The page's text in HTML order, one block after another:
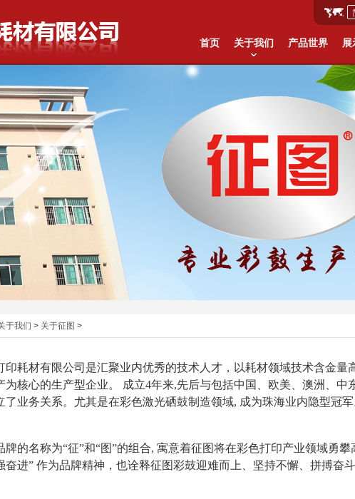
首页 关于我们 产品世界
于我们 > 关于征图 >
耗材有限公司是汇聚业内优秀的技术人才，以耗材领域技术含金量
为核心的生产型企业。 成立4年来,先后与包括中国、欧美、澳洲、中
了业务关系。尤其是在彩色激光硒鼓制造领域, 成为珠海业内隐型冠军
的名称为“征”和“图”的组合, 寓意着征图将在彩色打印产业领域勇
奋进” 作为品牌精神，也诠释征图彩鼓迎难而上、坚持不懈、拼搏奋